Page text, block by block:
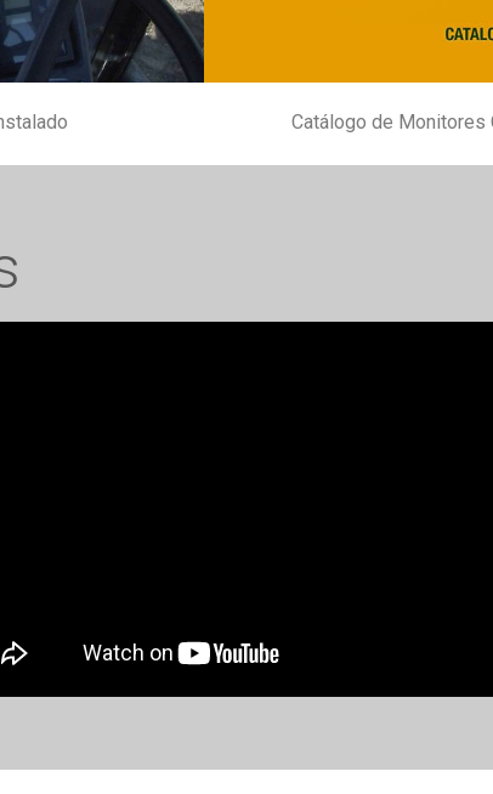
Catálogo de Monitores